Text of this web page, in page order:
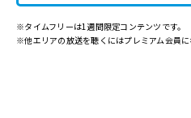
※タイムフリーは1週間限定コンテンツです。
※他エリアの放送を聴くにはプレミアム会員に